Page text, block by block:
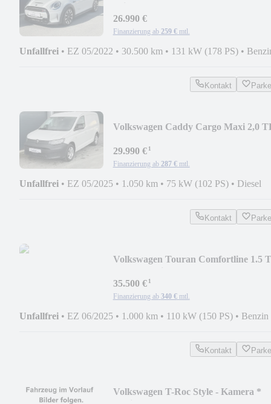
26.990 €
Finanzierung ab 259 € mtl.
Unfallfrei • EZ 05/2022 • 30.500 km • 131 kW (178 PS) •
Kontakt
Volkswagen Caddy Cargo Maxi 2,0
29.990 €¹
Finanzierung ab 287 € mtl.
Unfallfrei • EZ 05/2025 • 1.050 km • 75 kW (102 PS) • Diesel
Kontakt
Volkswagen Touran Comfortline 1.5
35.500 €¹
Finanzierung ab 340 € mtl.
Unfallfrei • EZ 06/2025 • 1.000 km • 110 kW (150 PS) • Benzin
Kontakt
Volkswagen T-Roc Style - Kamera *